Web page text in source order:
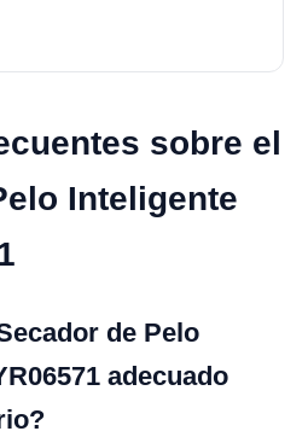
sobre el
Inteligente
de Pelo
adecuado